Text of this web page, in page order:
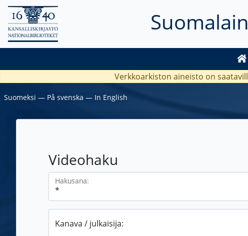
Verkkoarkiston aineisto on
Suomeksi ― På svenska ― In English
Videohaku
Hakusana:
Kanava / julkaisija: